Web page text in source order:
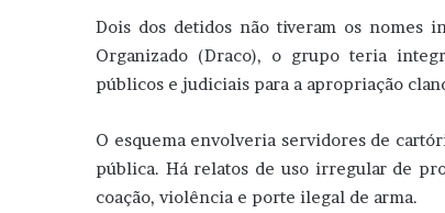
Dois dos detidos não tiveram os nomes
Organizado (Draco), o grupo teria
públicos e judiciais para a apropriação
O esquema envolveria servidores de
pública. Há relatos de uso irregular de
coação, violência e porte ilegal de arma.